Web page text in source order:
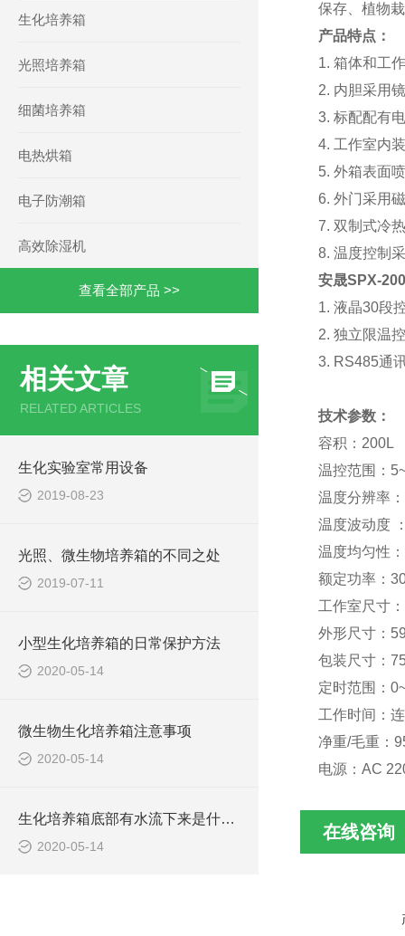
生化培养箱
光照培养箱
细菌培养箱
电热烘箱
电子防潮箱
高效除湿机
查看全部产品 >>
相关文章
RELATED ARTICLES
生化实验室常用设备
2019-08-23
光照、微生物培养箱的不同之处
2019-07-11
小型生化培养箱的日常保护方法
2020-05-14
微生物生化培养箱注意事项
2020-05-14
生化培养箱底部有水流下来是什么原因
2020-05-14
保存、植物
产品特点：
1. 箱体和工
2. 内胆采用
3. 标配配有
4. 工作室内
5. 外箱表面
6. 外门采用
7. 双制式冷
8. 温度控制
安晟SPX-
1. 液晶30段
2. 独立限温
3. RS485通
技术参数：
容积：200L
温控范围：
温度分辨率
温度波动度
温度均匀性
额定功率：
工作室尺寸
外形尺寸：
包装尺寸：
定时范围：
工作时间：
净重/毛重：
电源：AC
在线咨询